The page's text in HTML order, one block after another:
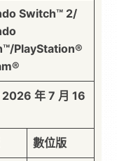
Switch™ 2/
PlayStation®
2026 年 7 月 16
數位版